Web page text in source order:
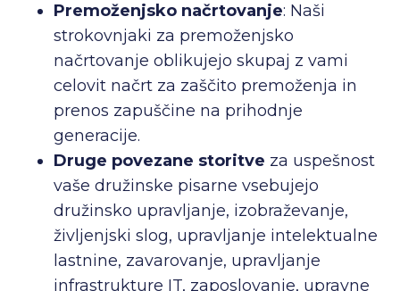
Premoženjsko načrtovanje: Naši
strokovnjaki za premoženjsko
načrtovanje oblikujejo skupaj z vami
celovit načrt za zaščito premoženja in
prenos zapuščine na prihodnje
generacije.
Druge povezane storitve za uspešnost
vaše družinske pisarne vsebujejo
družinsko upravljanje, izobraževanje,
življenjski slog, upravljanje intelektualne
lastnine, zavarovanje, upravljanje
infrastrukture IT, zaposlovanje, upravne